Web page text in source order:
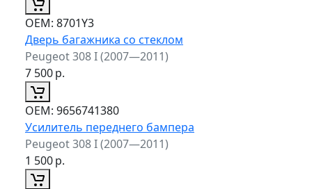
ОЕМ: 8701Y3
Дверь багажника со стеклом
Peugeot 308 I (2007—2011)
7 500р.
ОЕМ: 9656741380
Усилитель переднего бампера
Peugeot 308 I (2007—2011)
1 500р.